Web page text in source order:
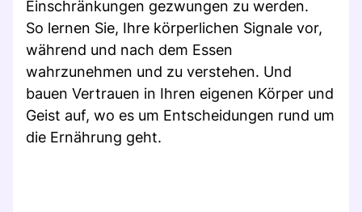
Einschränkungen gezwungen zu werden.
So lernen Sie, Ihre körperlichen Signale vor,
während und nach dem Essen
wahrzunehmen und zu verstehen. Und
bauen Vertrauen in Ihren eigenen Körper und
Geist auf, wo es um Entscheidungen rund um
die Ernährung geht.